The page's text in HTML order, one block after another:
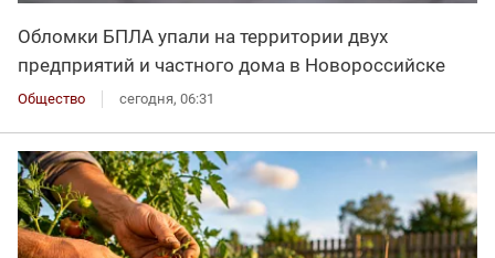
Обломки БПЛА упали на территории двух
предприятий и частного дома в Новороссийске
Общество сегодня, 06:31